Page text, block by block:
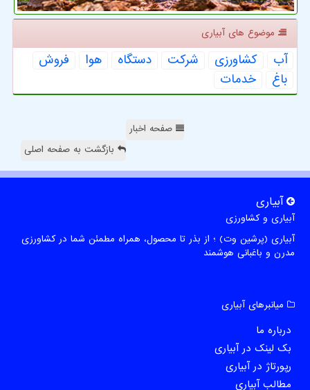
موضوع های آبیاری
آب كشاورزی شركت دستگاه هوا
فروش
باغ
خدمات
صفحه اخبار
بازگشت به صفحه اصلی
آبیاری
آبیاری و کشاورزی
آبیاری (پرشین وت) ؛ از بذر تا محصول، همراه مطمئن شما در کشاورزی
مدرن و باغبانی هوشمند
میانبرهای آبیاری
درباره ما
بک لینک در آبیاری
رپورتاژ در آبیاری
مطالب آبیاری